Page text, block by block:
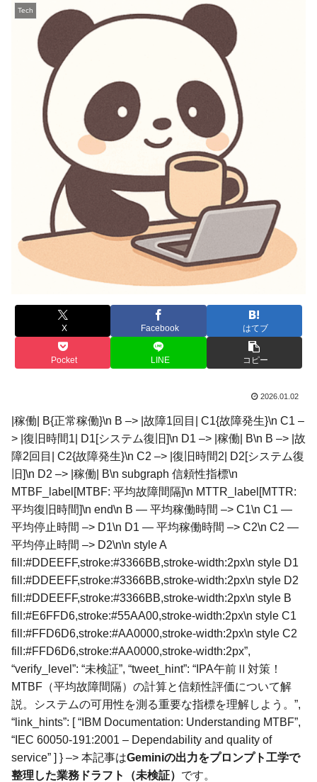
Tech
X Facebook はてブ
Pocket LINE コピー
2026.01.02
|稼働| B{正常稼働}\n B –> |故障1回目| C1{故障発生}\n C1 –
> |復旧時間1| D1[システム復旧]\n D1 –> |稼働| B\n B –> |故
障2回目| C2{故障発生}\n C2 –> |復旧時間2| D2[システム復
旧]\n D2 –> |稼働| B\n subgraph 信頼性指標\n
MTBF_label[MTBF: 平均故障間隔]\n MTTR_label[MTTR:
平均復旧時間]\n end\n B — 平均稼働時間 –> C1\n C1 —
平均停止時間 –> D1\n D1 — 平均稼働時間 –> C2\n C2 —
平均停止時間 –> D2\n\n style A
fill:#DDEEFF,stroke:#3366BB,stroke-width:2px\n style D1
fill:#DDEEFF,stroke:#3366BB,stroke-width:2px\n style D2
fill:#DDEEFF,stroke:#3366BB,stroke-width:2px\n style B
fill:#E6FFD6,stroke:#55AA00,stroke-width:2px\n style C1
fill:#FFD6D6,stroke:#AA0000,stroke-width:2px\n style C2
fill:#FFD6D6,stroke:#AA0000,stroke-width:2px”,
“verify_level”: “未検証”, “tweet_hint”: “IPA午前Ⅱ対策！
MTBF（平均故障間隔）の計算と信頼性評価について解
説。システムの可用性を測る重要な指標を理解しよう。”,
“link_hints”: [ “IBM Documentation: Understanding MTBF”,
“IEC 60050-191:2001 – Dependability and quality of
service” ] } –> 本記事はGeminiの出力をプロンプト工学で
整理した業務ドラフト（未検証） です。